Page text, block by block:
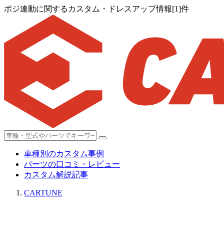
ポジ連動に関するカスタム・ドレスアップ情報[1]件
車種別のカスタム事例
パーツの口コミ・レビュー
カスタム解説記事
CARTUNE